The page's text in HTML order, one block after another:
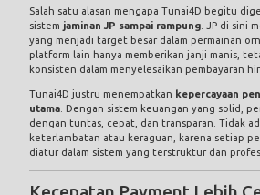
Salah satu alasan mengapa Tunai4D begitu
sistem jaminan JP sampai rampung . JP di sini
yang menjadi target besar dalam permainan
platform lain hanya memberikan janji manis,
konsisten dalam menyelesaikan pembayaran
Tunai4D justru menempatkan kepercayaan
utama. Dengan sistem keuangan yang solid,
dengan tuntas, cepat, dan transparan. Tidak
keterlambatan atau keraguan, karena setiap
diatur dalam sistem yang terstruktur dan